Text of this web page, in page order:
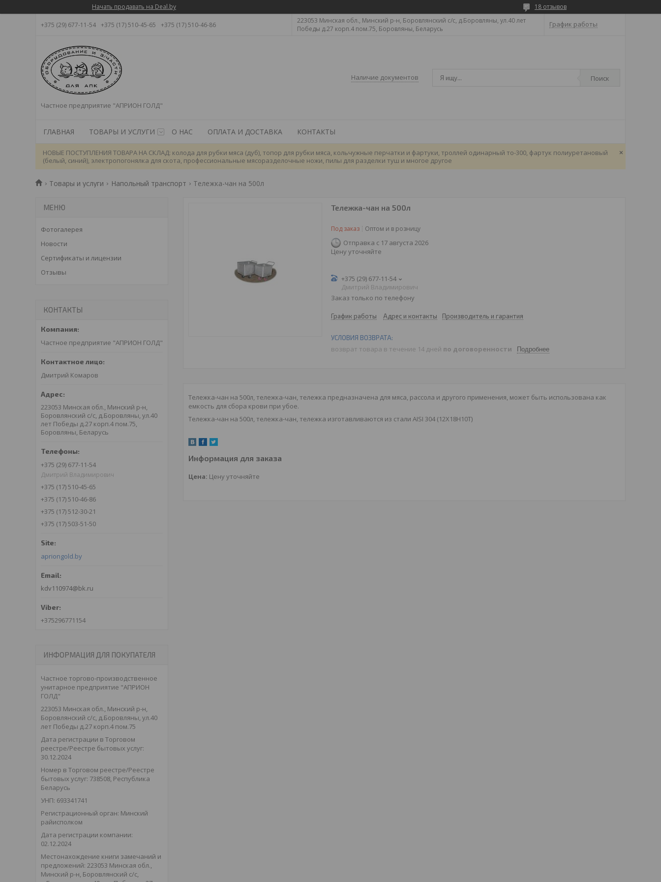
Начать продавать на Deal.by 18 отзывов
+375 (29) 677-11-54 +375 (17) 510-45-65 +375 (17) 510-46-86
223053 Минская обл., Минский р-н, Боровлянский с/с, д.Боровляны, ул.40 лет
Победы д.27 корп.4 пом.75, Боровляны, Беларусь
График работы
Частное предприятие "АПРИОН ГОЛД"
Наличие документов Поиск
ГЛАВНАЯ ТОВАРЫ И УСЛУГИ О НАС ОПЛАТА И ДОСТАВКА КОНТАКТЫ
НОВЫЕ ПОСТУПЛЕНИЯ ТОВАРА НА СКЛАД: колода для рубки мяса (дуб), топор для рубки мяса, кольчужные перчатки и фартуки, троллей одинарный то-300, фартук полиуретановый
(белый, синий), электропогонялка для скота, профессиональные мясоразделочные ножи, пилы для разделки туш и многое другое
Товары и услуги Напольный транспорт Тележка-чан на 500л
Тележка-чан на 500л
Под заказ Оптом и в розницу
Отправка с 17 августа 2026
Цену уточняйте
+375 (29) 677-11-54
Дмитрий Владимирович
Заказ только по телефону
График работы Адрес и контакты Производитель и гарантия
возврат товара в течение 14 дней по договоренности Подробнее
Тележка-чан на 500л, тележка-чан, тележка предназначена для мяса, рассола и другого применения, может быть использована как
емкость для сбора крови при убое.
Тележка-чан на 500л, тележка-чан, тележка изготавливаются из стали AISI 304 (12Х18Н10Т)
Информация для заказа
Цена: Цену уточняйте
Фотогалерея
Новости
Сертификаты и лицензии
Отзывы
КОНТАКТЫ
Частное предприятие "АПРИОН ГОЛД"
Дмитрий Комаров
223053 Минская обл., Минский р-н,
Боровлянский с/с, д.Боровляны, ул.40
лет Победы д.27 корп.4 пом.75,
Боровляны, Беларусь
+375 (29) 677-11-54
Дмитрий Владимирович
+375 (17) 510-45-65
+375 (17) 510-46-86
+375 (17) 512-30-21
+375 (17) 503-51-50
apriongold.by
kdv110974@bk.ru
+375296771154
ИНФОРМАЦИЯ ДЛЯ ПОКУПАТЕЛЯ
Частное торгово-производственное
унитарное предприятие "АПРИОН
ГОЛД"
223053 Минская обл., Минский р-н,
Боровлянский с/с, д.Боровляны, ул.40
лет Победы д.27 корп.4 пом.75
Дата регистрации в Торговом
реестре/Реестре бытовых услуг:
30.12.2024
Номер в Торговом реестре/Реестре
бытовых услуг: 738508, Республика
Беларусь
УНП: 693341741
Регистрационный орган: Минский
райисполком
Дата регистрации компании:
02.12.2024
Местонахождение книги замечаний и
предложений: 223053 Минская обл.,
Минский р-н, Боровлянский с/с,